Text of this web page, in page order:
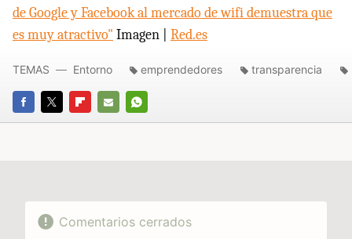
de Google y Facebook al mercado de wifi demuestra que
es muy atractivo" Imagen | Red.es
FACEBOOK
TWITTERFLIPBOARD
E-
WHATSAPP
TEMAS Entorno emprendedores transparencia
Comentarios cerrados